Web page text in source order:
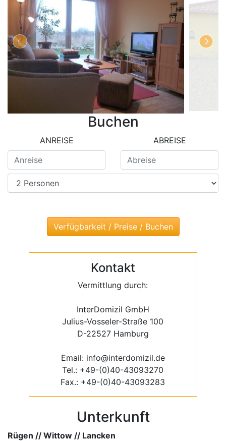
Buchen
ANREISE ABREISE
Kontakt
Vermittlung durch:
InterDomizil GmbH
Julius-Vosseler-Straße 100
D-22527 Hamburg
Email: info@interdomizil.de
Tel.: +49-(0)40-43093270
Fax.: +49-(0)40-43093283
Unterkunft
Rügen // Wittow // Lancken